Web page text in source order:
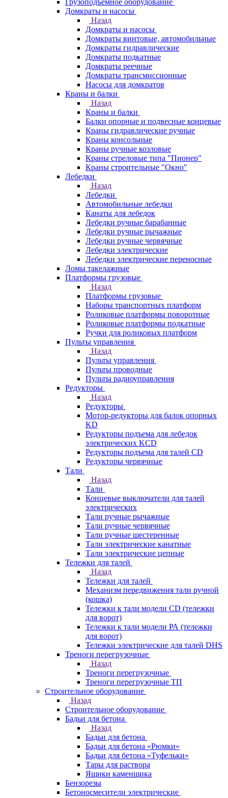
Грузоподъемное оборудование
Домкраты и насосы
Назад
Домкраты и насосы
Домкраты винтовые, автомобильные
Домкраты гидравлические
Домкраты подкатные
Домкраты реечные
Домкраты трансмиссионные
Насосы для домкратов
Краны и балки
Назад
Краны и балки
Балки опорные и подвесные концевые
Краны гидравлические ручные
Краны консольные
Краны ручные козловые
Краны стреловые типа "Пионер"
Краны строительные "Окно"
Лебедки
Назад
Лебедки
Автомобильные лебедки
Канаты для лебедок
Лебедки ручные барабанные
Лебедки ручные рычажные
Лебедки ручные червячные
Лебедки электрические
Лебедки электрические переносные
Ломы такелажные
Платформы грузовые
Назад
Платформы грузовые
Наборы транспортных платформ
Роликовые платформы поворотные
Роликовые платформы подкатные
Ручки для роликовых платформ
Пульты управления
Назад
Пульты управления
Пульты проводные
Пульты радиоуправления
Редукторы
Назад
Редукторы
Мотор-редукторы для балок опорных
KD
Редукторы подъема для лебедок
электрических KCD
Редукторы подъема для талей CD
Редукторы червячные
Тали
Назад
Тали
Концевые выключатели для талей
электрических
Тали ручные рычажные
Тали ручные червячные
Тали ручные шестеренные
Тали электрические канатные
Тали электрические цепные
Тележки для талей
Назад
Тележки для талей
Механизм передвижения тали ручной
(кошка)
Тележки к тали модели CD (тележки
для ворот)
Тележки к тали модели РА (тележки
для ворот)
Тележки электрические для талей DHS
Треноги перегрузочные
Назад
Треноги перегрузочные
Треноги перегрузочные ТП
Строительное оборудование
Назад
Строительное оборудование
Бадьи для бетона
Назад
Бадьи для бетона
Бадьи для бетона «Рюмки»
Бадьи для бетона «Туфельки»
Тары для раствора
Ящики каменщика
Бензорезы
Бетоносмесители электрические